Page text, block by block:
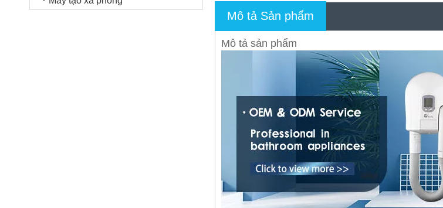
Mô tả Sản phẩm
Mô tả sản phẩm